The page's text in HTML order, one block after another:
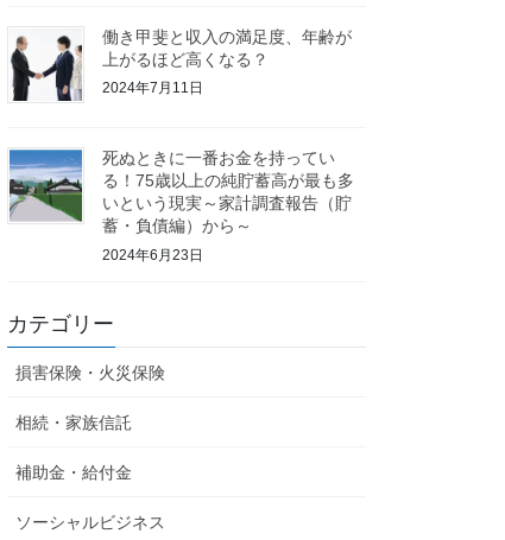
働き甲斐と収入の満足度、年齢が
上がるほど高くなる？
2024年7月11日
死ぬときに一番お金を持ってい
る！75歳以上の純貯蓄高が最も多
いという現実～家計調査報告（貯
蓄・負債編）から～
2024年6月23日
カテゴリー
損害保険・火災保険
相続・家族信託
補助金・給付金
ソーシャルビジネス